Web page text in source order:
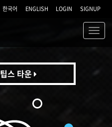
한국어 ENGLISH LOGIN SIGNUP
팁스 타운